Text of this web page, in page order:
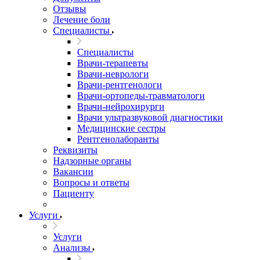
Отзывы
Лечение боли
Специалисты
Специалисты
Врачи-терапевты
Врачи-неврологи
Врачи-рентгенологи
Врачи-ортопеды-травматологи
Врачи-нейрохирурги
Врачи ультразвуковой диагностики
Медицинские сестры
Рентгенолаборанты
Реквизиты
Надзорные органы
Вакансии
Вопросы и ответы
Пациенту
Услуги
Услуги
Анализы